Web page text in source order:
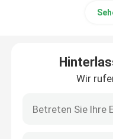
Maschine zur
Maschine zur
Wir